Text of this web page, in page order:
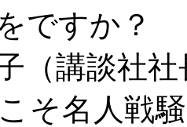
ですか？
（講談社
そ名人戦